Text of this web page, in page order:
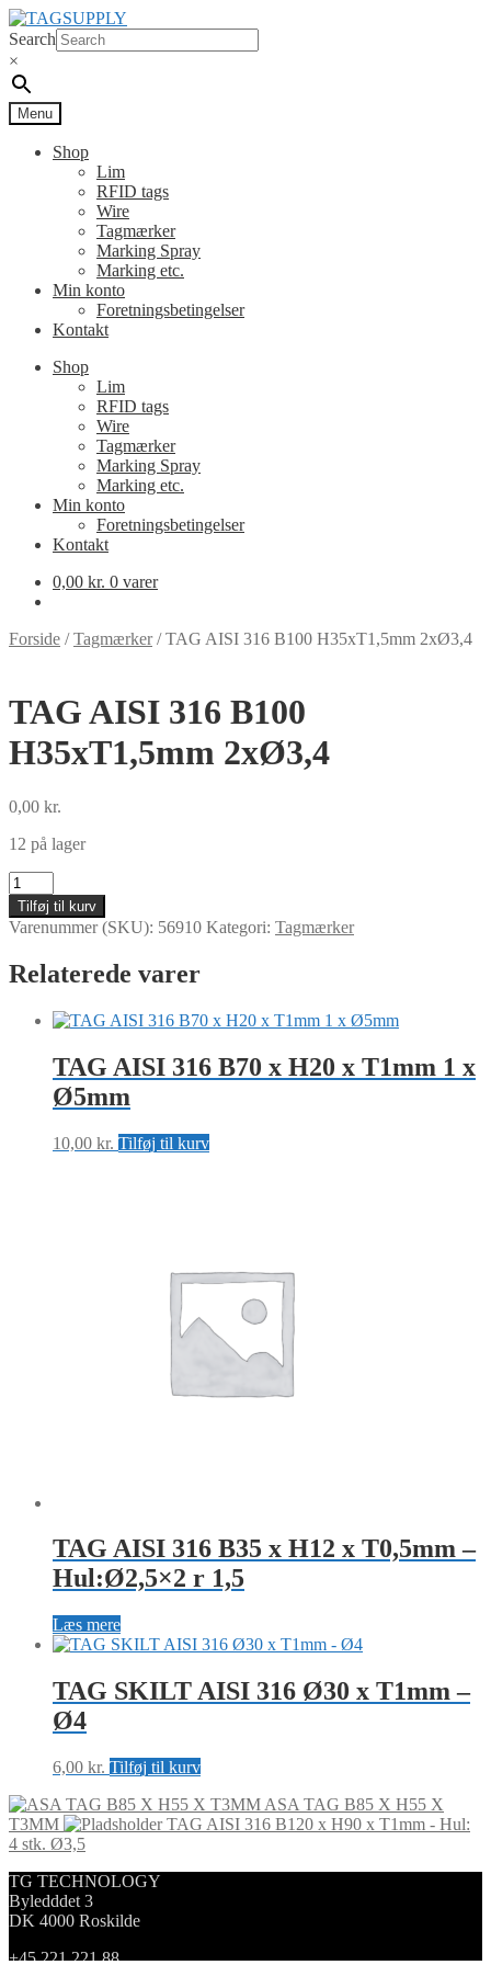
Spring
til
navigation
Spring
til
indhold
Search
×
Menu
Shop
Lim
RFID tags
Wire
Tagmærker
Marking Spray
Marking etc.
Min konto
Foretningsbetingelser
Kontakt
Shop
Lim
RFID tags
Wire
Tagmærker
Marking Spray
Marking etc.
Min konto
Foretningsbetingelser
Kontakt
0,00 kr. 0 varer
Forside /Tagmærker/TAG AISI 316 B100 H35xT1,5mm 2xØ3,4
TAG AISI 316 B100
H35xT1,5mm 2xØ3,4
0,00 kr.
12 på lager
TAG
AISI
316
B100
2xØ3,4
Tilføj til kurv
Varenummer (SKU): 56910 Kategori: Tagmærker
Relaterede varer
TAG AISI 316 B70 x H20 x T1mm 1 x
Ø5mm
10,00 kr. Tilføj til kurv
TAG AISI 316 B35 x H12 x T0,5mm –
Hul:Ø2,5×2 r 1,5
Læs mere
TAG SKILT AISI 316 Ø30 x T1mm –
Ø4
6,00 kr. Tilføj til kurv
ASA TAG B85 X H55 X
T3MM
TAG AISI 316 B120 x H90 x T1mm - Hul:
4 stk. Ø3,5
TG TECHNOLOGY
Byledddet 3
DK 4000 Roskilde
+45 221 221 88